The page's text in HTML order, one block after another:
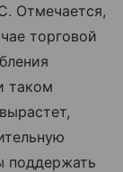
Отмечается,
торговой
таком
поддержать